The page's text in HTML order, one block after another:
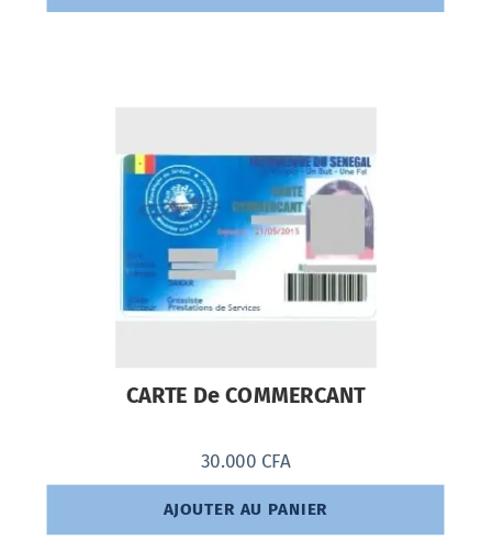
CARTE De COMMERCANT
30.000 CFA
AJOUTER AU PANIER